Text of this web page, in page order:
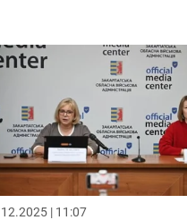
| 11:07